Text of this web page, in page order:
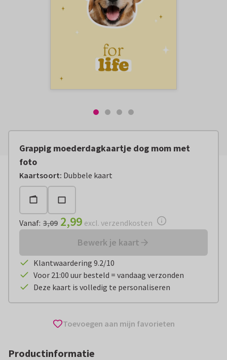
Grappig moederdagkaartje dog mom met
foto
Kaartsoort: Dubbele kaart
Vanaf: € 2,99 excl. verzendkosten
Vanaf: 3,09 2,99 excl. verzendkosten
Bewerk je kaart
Klantwaardering 9.2/10
Voor 21:00 uur besteld = vandaag verzonden
Deze kaart is volledig te personaliseren
Toevoegen aan mijn favorieten
Productinformatie